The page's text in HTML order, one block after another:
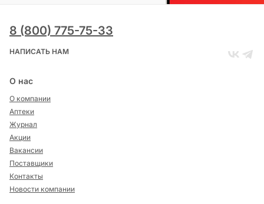
8 (800) 775-75-33
НАПИСАТЬ НАМ
О нас
О компании
Аптеки
Журнал
Акции
Вакансии
Поставщики
Контакты
Новости компании